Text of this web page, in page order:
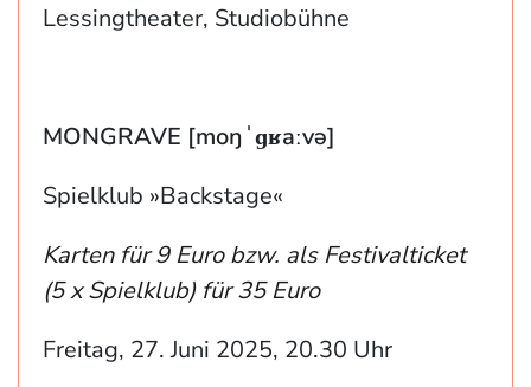
Lessingtheater, Studiobühne
MONGRAVE [moŋˈɡʁaːvə]
Spielklub »Backstage«
Karten für 9 Euro bzw. als Festivalticket
(5 x Spielklub) für 35 Euro
Freitag, 27. Juni 2025, 20.30 Uhr